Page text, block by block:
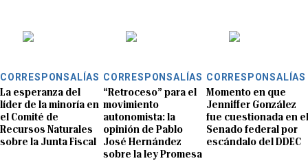
CORRESPONSALÍAS
La esperanza del
líder de la minoría en
el Comité de
Recursos Naturales
sobre la Junta Fiscal
CORRESPONSALÍAS
“Retroceso” para el
movimiento
autonomista: la
opinión de Pablo
José Hernández
sobre la ley Promesa
CORRESPONSALÍAS
Momento en que
Jenniffer González
fue cuestionada en el
Senado federal por
escándalo del DDEC